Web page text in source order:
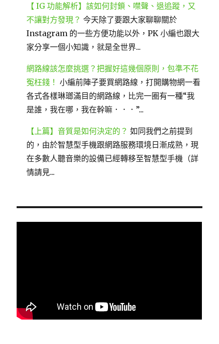
【 IG 功能解析】該如何封鎖、噤聲、退追蹤，又
不讓對方發現？ 今天除了要跟大家聊聊關於
Instagram 的一些方便功能以外，PK 小編也跟大
家分享一個小知識，就是全世界...
網路線該怎麼挑選？把握好這幾個原則，包準不花
冤枉錢！ 小編前陣子要買網路線，打開購物網一看
各式各樣琳瑯滿目的網路線，比完一圈有一種“我
是誰，我在哪，我在幹嘛．．．”...
【上篇】音質是如何決定的？ 如同我們之前提到
的，由於智慧型手機跟網路服務環境日漸成熟，現
在多數人聽音樂的設備已經轉移至智慧型手機（詳
情請見...